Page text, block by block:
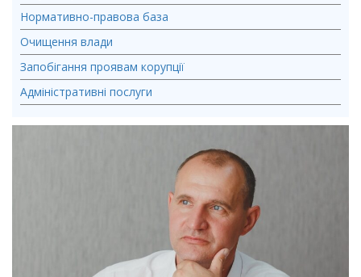
Нормативно-правова база
Очищення влади
Запобігання проявам корупції
Адміністративні послуги